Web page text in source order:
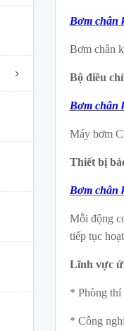
Bơm chân
Bơm chân
Bộ điều
Bơm chân
Máy bơm
Thiết bị
Bơm chân
Mỗi động
tiếp tục
Lĩnh vực
* Phòng thí
* Công